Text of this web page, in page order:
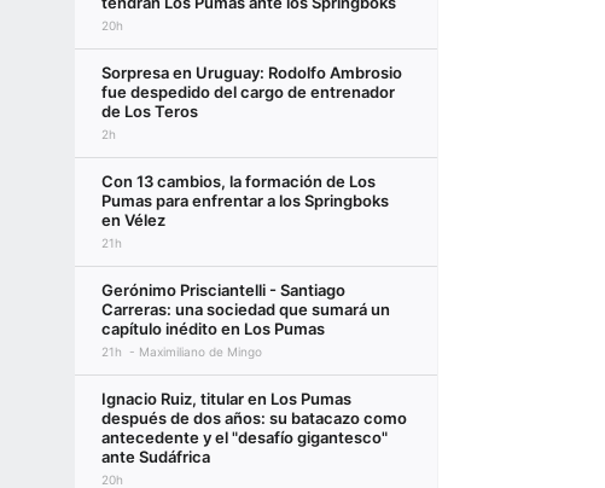
20h
Sorpresa en Uruguay: Rodolfo Ambrosio
fue despedido del cargo de entrenador
de Los Teros
2h
Con 13 cambios, la formación de Los
Pumas para enfrentar a los Springboks
en Vélez
21h
Gerónimo Prisciantelli - Santiago
Carreras: una sociedad que sumará un
capítulo inédito en Los Pumas
21h Maximiliano de Mingo
Ignacio Ruiz, titular en Los Pumas
después de dos años: su batacazo como
antecedente y el "desafío gigantesco"
ante Sudáfrica
20h